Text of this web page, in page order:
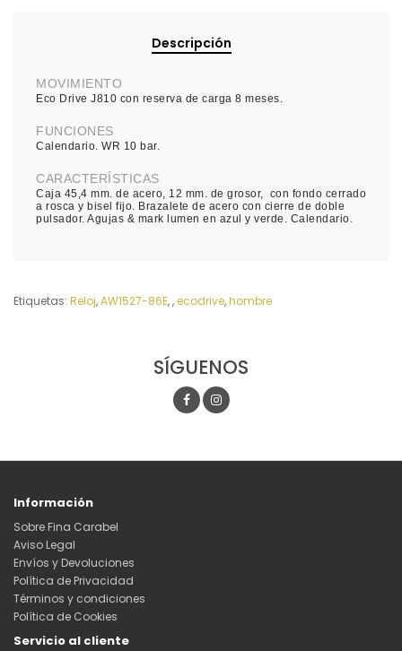
Descripción
MOVIMIENTO
Eco Drive J810 con reserva de carga 8 meses.
FUNCIONES
Calendario. WR 10 bar.
CARACTERÍSTICAS
Caja 45,4 mm. de acero, 12 mm. de grosor, con fondo cerrado
a rosca y bisel fijo. Brazalete de acero con cierre de doble
pulsador. Agujas & mark lumen en azul y verde. Calendario.
Etiquetas: Reloj,AW1527-86E,,ecodrive,hombre
SÍGUENOS
Información
Sobre Fina Carabel
Aviso Legal
Envíos y Devoluciones
Política de Privacidad
Términos y condiciones
Política de Cookies
Servicio al cliente